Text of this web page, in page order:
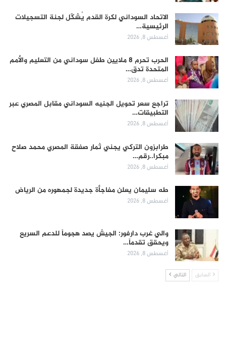
الاتحاد السوداني لكرة القدم يُشكّل لجنة التسجيلات
الرئيسية…
أغسطس 8, 2026
الحرب تحرم 8 ملايين طفل سوداني من التعليم والأمم
المتحدة تدق…
أغسطس 8, 2026
تراجع سعر تحويل الجنيه السوداني مقابل المصري عبر
التطبيقات…
أغسطس 8, 2026
طرابزون التركي يجني ثمار صفقة المصري محمد صلاح
مبكرا..رقم…
أغسطس 8, 2026
طه سليمان يعلن مفاجأة جديدة لجمهوره من الرياض
أغسطس 8, 2026
والي غرب دارفور: الجيش يصد هجوماً للدعم السريع
ويحقق تقدماً…
أغسطس 8, 2026
السابق التالي